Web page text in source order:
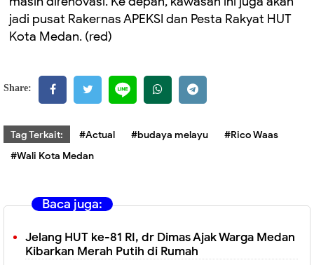
jadi pusat Rakernas APEKSI dan Pesta Rakyat HUT
Kota Medan. (red)
Share:
Tag Terkait: #Actual #budaya melayu
#Rico Waas
#Wali Kota Medan
Baca juga:
Jelang HUT ke-81 RI, dr Dimas Ajak Warga Medan
Kibarkan Merah Putih di Rumah